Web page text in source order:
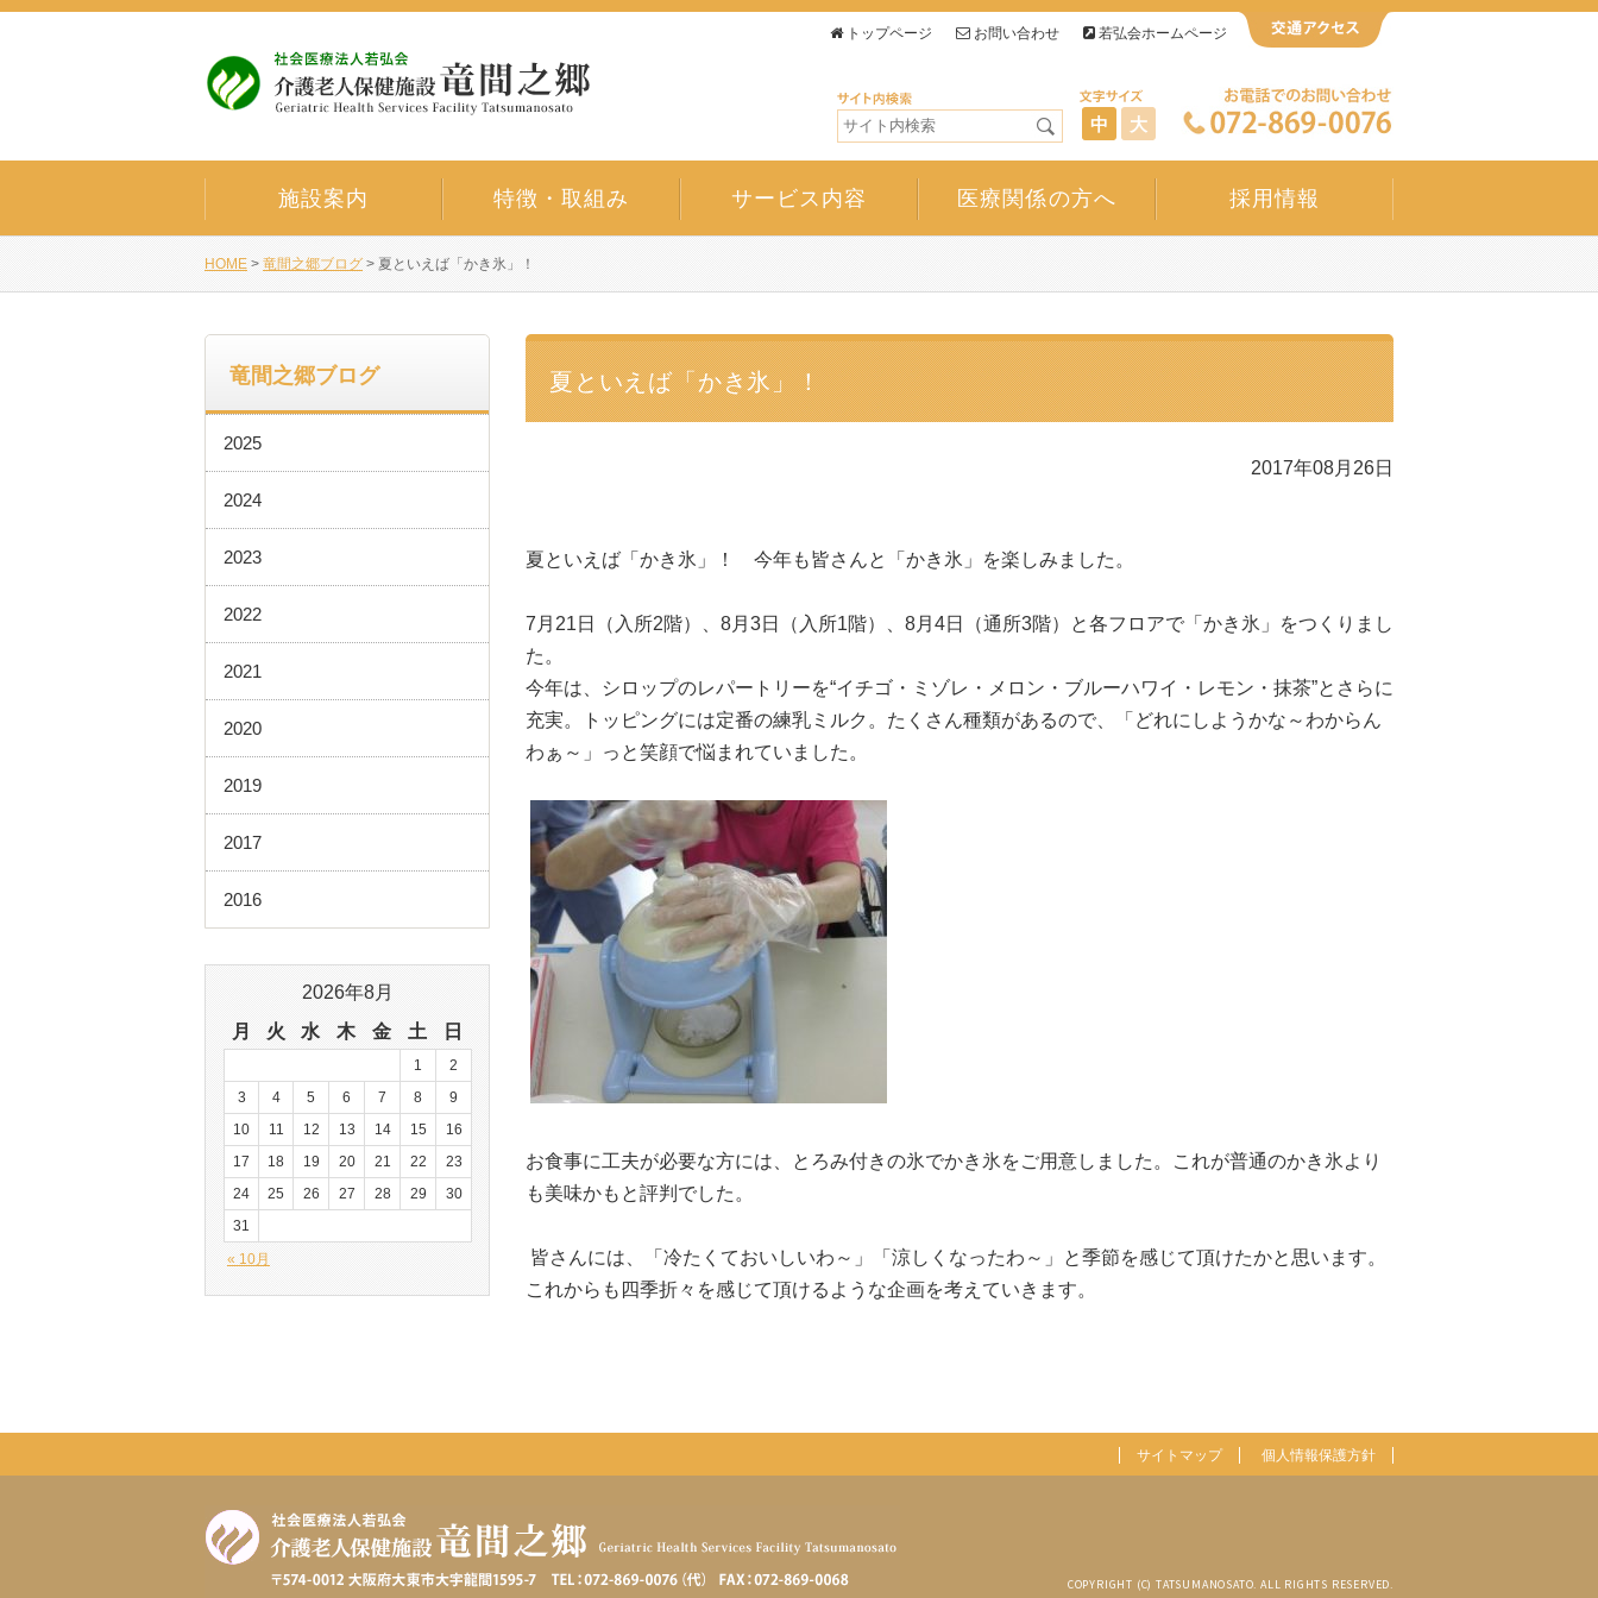
トップページ お問い合わせ 若弘会ホームページ
中 大
施設案内 特徴・取組み サービス内容 医療関係の方へ 採用情報
HOME > 竜間之郷ブログ> 夏といえば「かき氷」！
夏といえば「かき氷」！
2017年08月26日
夏といえば「かき氷」！ 今年も皆さんと「かき氷」を楽しみました。
7 月 21 日（入所2階）、 8月 3日（入所1階）、 8月 4日（通所3階）と各フロアで「かき氷」をつくりまし
た。
今年は、シロップのレパートリーを“イチゴ・ミゾレ・メロン・ブルーハワイ・レモン・抹茶”とさらに
充実。トッピングには定番の練乳ミルク。たくさん種類があるので、「どれにしようかな～わからん
わぁ～」っと笑顔で悩まれていました。
お食事に工夫が必要な方には、とろみ付きの氷でかき氷をご用意しました。これが普通のかき氷より
も美味かもと評判でした。
皆さんには、「冷たくておいしいわ～」「涼しくなったわ～」と季節を感じて頂けたかと思います。
これからも四季折々を感じて頂けるような企画を考えていきます。
竜間之郷ブログ
2025
2024
2023
2022
2021
2020
2019
2017
2016
2026年8月
月
火 水 木 金 土 日
« 10月
1
2
3
4 5 6 7 8
9
10
11 12 13 14 15
16
17
18 19 20 21 22
23
24
25 26 27 28 29
30
31
サイトマップ 個人情報保護方針
COPYRIGHT (C) TATSUMANOSATO. ALL RIGHTS RESERVED.